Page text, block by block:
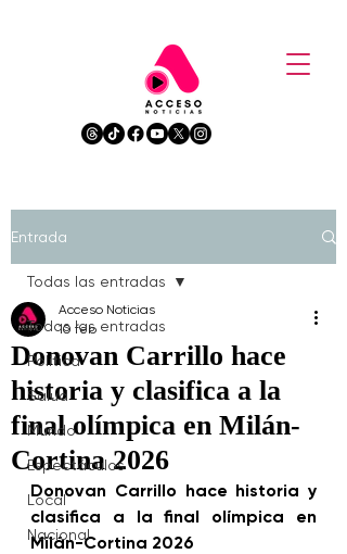
Entrada
Todas las entradas
Política
Salud
Mundo
Espectáculos
Local
Nacional
Todas las entradas
Donovan Carrillo hace
historia y clasifica a la
final olímpica en Milán-
Cortina 2026
Acceso Noticias
10 feb
Donovan Carrillo hace historia y
clasifica a la final olímpica en
Milán-Cortina 2026